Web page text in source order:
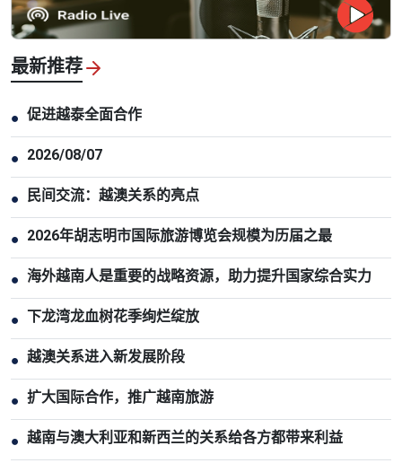
最新推荐
● 促进越泰全面合作
● 2026/08/07
● 民间交流：越澳关系的亮点
● 2026年胡志明市国际旅游博览会规模为历届之最
● 海外越南人是重要的战略资源，助力提升国家综合实力
● 下龙湾龙血树花季绚烂绽放
● 越澳关系进入新发展阶段
● 扩大国际合作，推广越南旅游
● 越南与澳大利亚和新西兰的关系给各方都带来利益